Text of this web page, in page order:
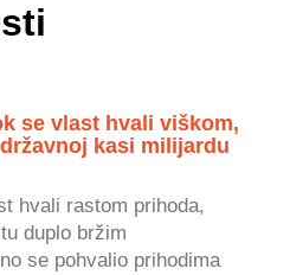
se vlast hvali viškom,
kasi milijardu
hvali rastom prihoda,
duplo bržim
se pohvalio prihodima